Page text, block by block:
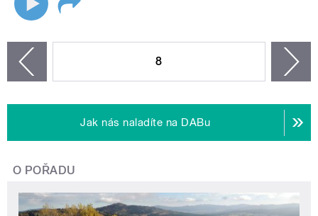
8
Jak nás naladíte na DABu
O POŘADU